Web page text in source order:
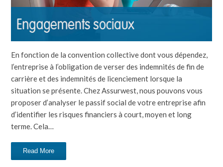
En fonction de la convention collective dont vous dépendez,
l’entreprise à l’obligation de verser des indemnités de fin de
carrière et des indemnités de licenciement lorsque la
situation se présente. Chez Assurwest, nous pouvons vous
proposer d’analyser le passif social de votre entreprise afin
d’identifier les risques financiers à court, moyen et long
terme. Cela…
Read More